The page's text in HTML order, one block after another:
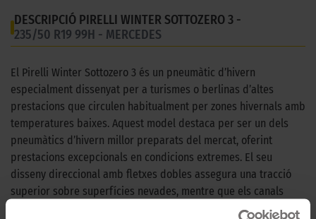
DESCRIPCIÓ PIRELLI WINTER SOTTOZERO 3 -
235/50 R19 99H - MERCEDES
El Pirelli Winter Sottozero 3 és un pneumàtic d’hivern
especialment dissenyat per a turismes o berlinas d’altes
prestacions que circulen habitualment per zones hivernals amb
temperatures baixes. Aquest model destaca per ser un dels
pneumàtics d’hivern millor preparats del mercat, oferint
prestacions excepcionals en condicions extremes. El seu
disseny direccional amb fletxes dobles assegura una tracció
superior sobre superfícies nevades, mentre que els canals
amplis proporcionen una excel·lent maniobrabilitat i frenada